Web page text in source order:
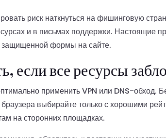
риск наткнуться на фишинговую
и в письмах поддержки. Настоящие
защищенной формы на сайте.
если все ресурсы
применить VPN или DNS-
выбирайте только с хорошими
на сторонних площадках.